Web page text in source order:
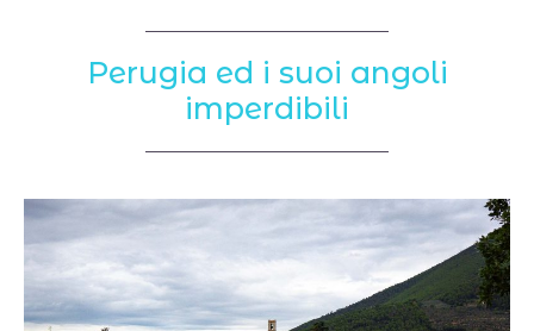
Perugia ed i suoi angoli
imperdibili